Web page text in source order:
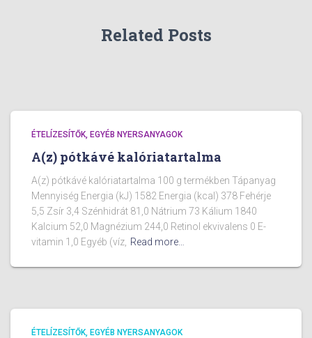
Related Posts
ÉTELÍZESÍTŐK, EGYÉB NYERSANYAGOK
A(z) pótkávé kalóriatartalma
A(z) pótkávé kalóriatartalma 100 g termékben Tápanyag
Mennyiség Energia (kJ) 1582 Energia (kcal) 378 Fehérje
5,5 Zsír 3,4 Szénhidrát 81,0 Nátrium 73 Kálium 1840
Kalcium 52,0 Magnézium 244,0 Retinol ekvivalens 0 E-
vitamin 1,0 Egyéb (víz, Read more…
ÉTELÍZESÍTŐK, EGYÉB NYERSANYAGOK